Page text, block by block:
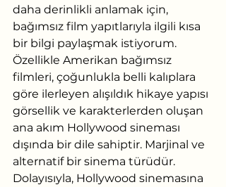
daha derinlikli anlamak için,
bağımsız film yapıtlarıyla ilgili kısa
bir bilgi paylaşmak istiyorum.
Özellikle Amerikan bağımsız
filmleri, çoğunlukla belli kalıplara
göre ilerleyen alışıldık hikaye yapısı
görsellik ve karakterlerden oluşan
ana akım Hollywood sineması
dışında bir dile sahiptir. Marjinal ve
alternatif bir sinema türüdür.
Dolayısıyla, Hollywood sinemasına